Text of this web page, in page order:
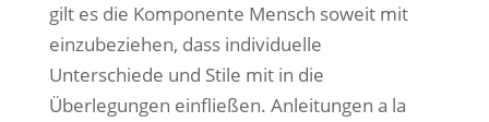
gilt es die Komponente Mensch soweit mit
einzubeziehen, dass individuelle
Unterschiede und Stile mit in die
Überlegungen einfließen. Anleitungen a la